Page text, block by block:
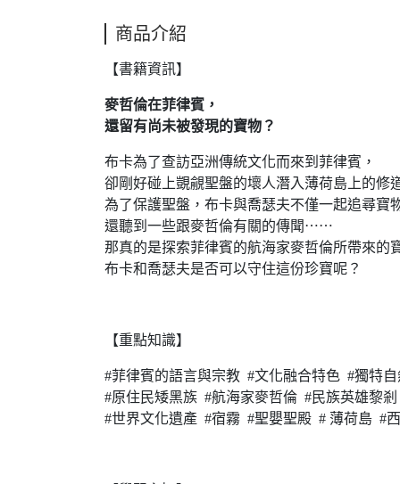
商品介紹
【書籍資訊】
麥哲倫在菲律賓，
還留有尚未被發現的寶物？
布卡為了查訪亞洲傳統文化而來到菲律賓，
卻剛好碰上覬覦聖盤的壞人潛入薄荷島上的修
為了保護聖盤，布卡與喬瑟夫不僅一起追尋寶
還聽到一些跟麥哲倫有關的傳聞⋯⋯
那真的是探索菲律賓的航海家麥哲倫所帶來的
布卡和喬瑟夫是否可以守住這份珍寶呢？
【重點知識】
#菲律賓的語言與宗教 #文化融合特色 #獨特
#原住民矮黑族 #航海家麥哲倫 #民族英雄黎剎
#世界文化遺產 #宿霧 #聖嬰聖殿 # 薄荷島 #